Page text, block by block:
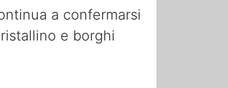
a confermarsi
e borghi